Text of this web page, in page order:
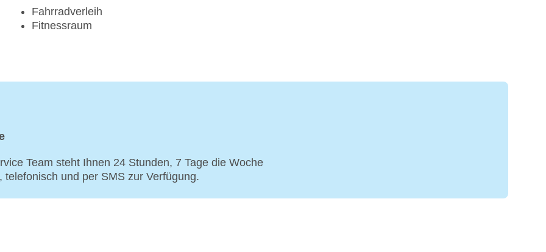
Fahrradverleih
Fitnessraum
Team steht Ihnen 24 Stunden, 7 Tage die Woche
und per SMS zur Verfügung.